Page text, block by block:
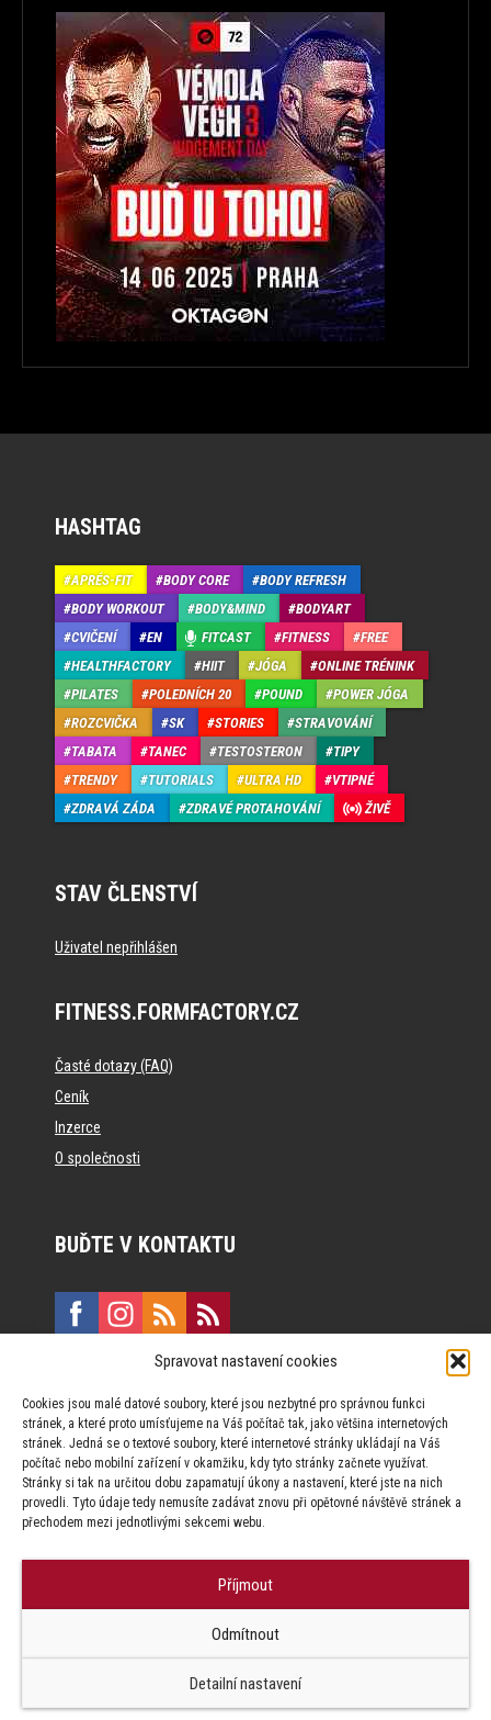
Spravovat nastavení cookies
Cookies jsou malé datové soubory, které jsou nezbytné pro správnou funkci
stránek, a které proto umísťujeme na Váš počítač tak, jako většina internetových
stránek. Jedná se o textové soubory, které internetové stránky ukládají na Váš
počítač nebo mobilní zařízení v okamžiku, kdy tyto stránky začnete využívat.
Stránky si tak na určitou dobu zapamatují úkony a nastavení, které jste na nich
provedli. Tyto údaje tedy nemusíte zadávat znovu při opětovné návštěvě stránek a
přechodem mezi jednotlivými sekcemi webu.
Příjmout
Odmítnout
Detailní nastavení
HASHTAG
APRÉS-FIT BODY CORE
BODY REFRESH
BODY WORKOUT
BODY&MIND
BODYART
CVIČENÍ
EN FITCAST FITNESS
FREE
HEALTHFACTORY
HIIT JÓGA
ONLINE TRÉNINK
PILATES
POLEDNÍCH 20 POUND
POWER JÓGA
ROZCVIČKA
SK STORIES
STRAVOVÁNÍ
TABATA
TANEC TESTOSTERON
TIPY
TRENDY
TUTORIALS ULTRA HD
VTIPNÉ
ZDRAVÁ ZÁDA
ZDRAVÉ PROTAHOVÁNÍ ŽIVĚ
STAV ČLENSTVÍ
Uživatel nepřihlášen
FITNESS.FORMFACTORY.CZ
Časté dotazy (FAQ)
Ceník
Inzerce
O společnosti
BUĎTE V KONTAKTU
Vinohradská 190, 130 00 Praha 3
Za publikovaný obsah odpovídají jednotliví autoři.
Factory s.r.o. zapovězeno.